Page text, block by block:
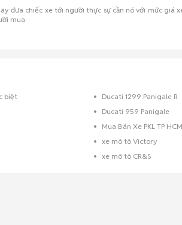
đưa chiếc xe tới người thực sự cần nó với mức giá
mua.
biệt
Ducati 1299 Panigale R
Ducati 959 Panigale
Mua Bán Xe PKL TP HCM
xe mô tô Victory
xe mô tô CR&S